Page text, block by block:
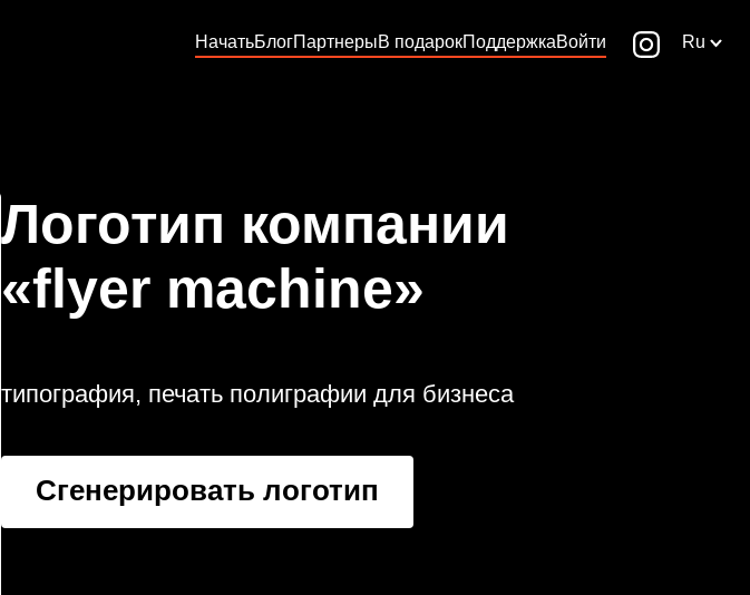
НачатьБлогПартнерыВ подарокПоддержкаВойти Ru
Логотип компании
«flyer machine»
типография, печать полиграфии для бизнеса
Сгенерировать логотип